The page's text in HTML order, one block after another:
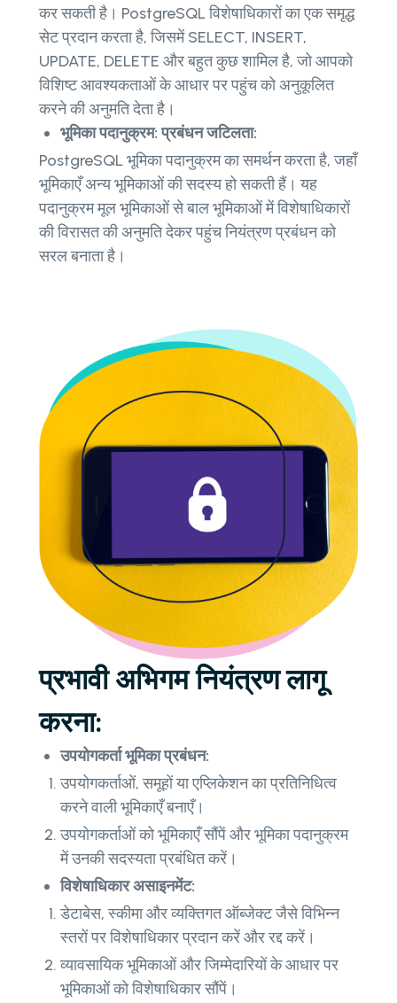
कर सकती है। PostgreSQL विशेषाधिकारों का एक समृद्ध
सेट प्रदान करता है, जिसमें SELECT, INSERT,
UPDATE, DELETE और बहुत कुछ शामिल है, जो आपको
विशिष्ट आवश्यकताओं के आधार पर पहुंच को अनुकूलित
करने की अनुमति देता है।
भूमिका पदानुक्रम: प्रबंधन जटिलता:
PostgreSQL भूमिका पदानुक्रम का समर्थन करता है, जहाँ
भूमिकाएँ अन्य भूमिकाओं की सदस्य हो सकती हैं। यह
पदानुक्रम मूल भूमिकाओं से बाल भूमिकाओं में विशेषाधिकारों
की विरासत की अनुमति देकर पहुंच नियंत्रण प्रबंधन को
सरल बनाता है।
प्रभावी अभिगम नियंत्रण लागू
करना:
उपयोगकर्ता भूमिका प्रबंधन:
उपयोगकर्ताओं, समूहों या एप्लिकेशन का प्रतिनिधित्व
करने वाली भूमिकाएँ बनाएँ।
उपयोगकर्ताओं को भूमिकाएँ सौंपें और भूमिका पदानुक्रम
में उनकी सदस्यता प्रबंधित करें।
विशेषाधिकार असाइनमेंट:
डेटाबेस, स्कीमा और व्यक्तिगत ऑब्जेक्ट जैसे विभिन्न
स्तरों पर विशेषाधिकार प्रदान करें और रद्द करें।
व्यावसायिक भूमिकाओं और जिम्मेदारियों के आधार पर
भूमिकाओं को विशेषाधिकार सौंपें।